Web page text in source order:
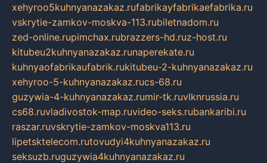
xehyroo5kuhnyanazakaz.rufabrikayfabrikaefabrika.ru
vskrytie-zamkov-moskva-113.rubiletnadom.ru
zed-online.rupimchax.rubrazzers-hd.ruz-host.ru
kitubeu2kuhnyanazakaz.runaperekate.ru
kuhnyaofabrikaufabrik.rukitubeu-2-kuhnyanazakaz.ru
xehyroo-5-kuhnyanazakaz.rucs-68.ru
guzywia-4-kuhnyanazakaz.rumir-tk.ruvlknrussia.ru
cs68.ruvladivostok-map.ruvideo-seks.rubankaribi.ru
raszar.ruvskrytie-zamkov-moskva113.ru
lipetsktelecom.rutovudyi4kuhnyanazakaz.ru
seksuzb.ruguzywia4kuhnyanazakaz.ru